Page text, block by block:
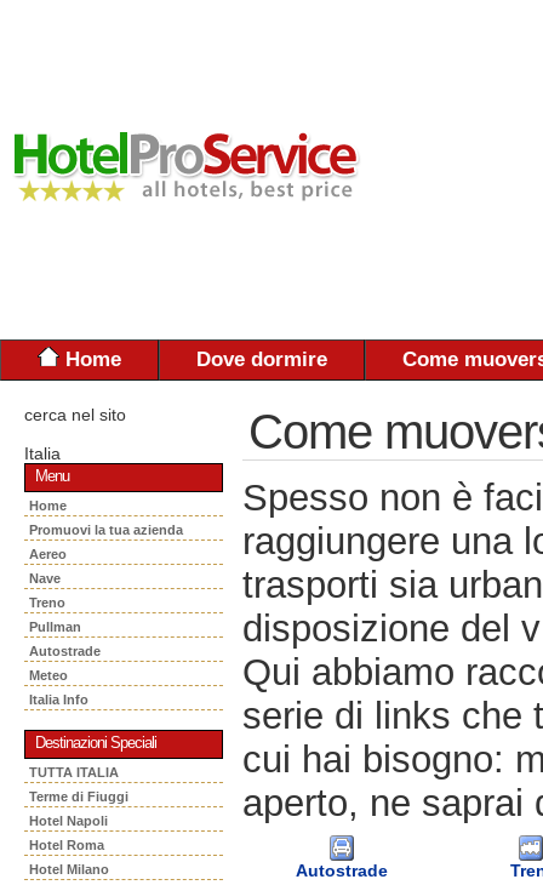
Home Dove dormire Come
cerca nel sito
Italia
Menu
Home
Promuovi la tua azienda
Aereo
Nave
Treno
Pullman
Autostrade
Meteo
Italia Info
Destinazioni Speciali
TUTTA ITALIA
Terme di Fiuggi
Hotel Napoli
Hotel Roma
Hotel Milano
Come
Spesso non è
raggiungere una
trasporti sia
disposizione del
Qui abbiamo
serie di links che
cui hai bisogno:
aperto, ne saprai
Autostrade